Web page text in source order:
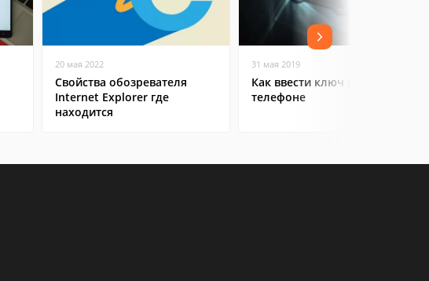
20 мая 2022
Свойства обозревателя
Internet Explorer где
находится
31 мая 2019
Как ввести ключ в Steam на
телефоне